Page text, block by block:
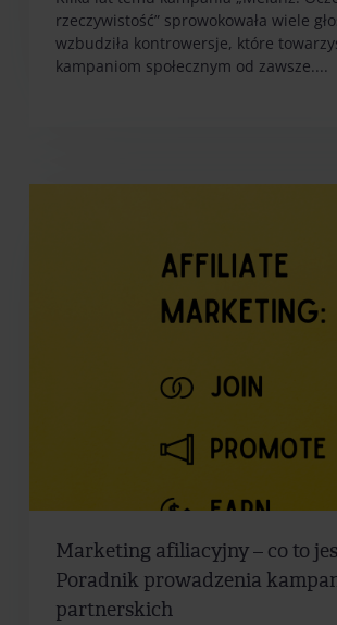
rzeczywistość” sprowokowała wiele
wzbudziła kontrowersje, które
kampaniom społecznym od zawsze....
Marketing afiliacyjny – co to
Poradnik prowadzenia
partnerskich